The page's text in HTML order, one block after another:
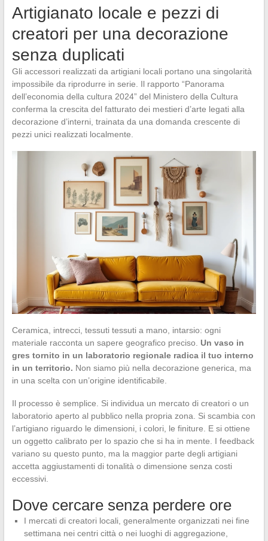
Artigianato locale e pezzi di
creatori per una decorazione
senza duplicati
Gli accessori realizzati da artigiani locali portano una singolarità
impossibile da riprodurre in serie. Il rapporto “Panorama
dell’economia della cultura 2024” del Ministero della Cultura
conferma la crescita del fatturato dei mestieri d’arte legati alla
decorazione d’interni, trainata da una domanda crescente di
pezzi unici realizzati localmente.
Ceramica, intrecci, tessuti tessuti a mano, intarsio: ogni
materiale racconta un sapere geografico preciso. Un vaso in
gres tornito in un laboratorio regionale radica il tuo interno
in un territorio. Non siamo più nella decorazione generica, ma
in una scelta con un’origine identificabile.
Il processo è semplice. Si individua un mercato di creatori o un
laboratorio aperto al pubblico nella propria zona. Si scambia con
l’artigiano riguardo le dimensioni, i colori, le finiture. E si ottiene
un oggetto calibrato per lo spazio che si ha in mente. I feedback
variano su questo punto, ma la maggior parte degli artigiani
accetta aggiustamenti di tonalità o dimensione senza costi
eccessivi.
Dove cercare senza perdere ore
I mercati di creatori locali, generalmente organizzati nei fine
settimana nei centri città o nei luoghi di aggregazione,